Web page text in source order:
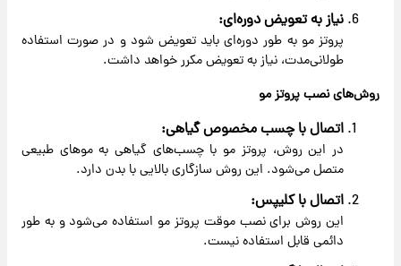
نیاز به تعویض دوره‌ای:
پروتز مو به طور دوره‌ای باید تعویض شود و در صورت استفاده
طولانی‌مدت، نیاز به تعویض مکرر خواهد داشت.
روش‌های نصب پروتز مو
اتصال با چسب مخصوص گیاهی:
در این روش، پروتز مو با چسب‌های گیاهی به موهای طبیعی
متصل می‌شود. این روش سازگاری بالایی با بدن دارد.
اتصال با کلیپس:
این روش برای نصب موقت پروتز مو استفاده می‌شود و به طور
دائمی قابل استفاده نیست.